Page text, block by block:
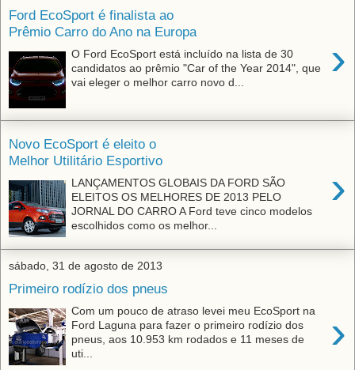
Ford EcoSport é finalista ao
Prêmio Carro do Ano na Europa
›
O Ford EcoSport está incluído na lista de 30
candidatos ao prêmio "Car of the Year 2014", que
vai eleger o melhor carro novo d...
Novo EcoSport é eleito o
Melhor Utilitário Esportivo
›
LANÇAMENTOS GLOBAIS DA FORD SÃO
ELEITOS OS MELHORES DE 2013 PELO
JORNAL DO CARRO A Ford teve cinco modelos
escolhidos como os melhor...
sábado, 31 de agosto de 2013
Primeiro rodízio dos pneus
›
Com um pouco de atraso levei meu EcoSport na
Ford Laguna para fazer o primeiro rodízio dos
pneus, aos 10.953 km rodados e 11 meses de
uti...